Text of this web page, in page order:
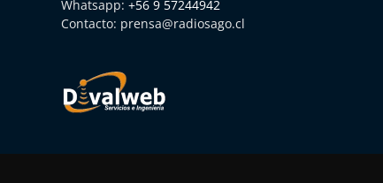
Whatsapp: +56 9 57244942
Contacto: prensa@radiosago.cl